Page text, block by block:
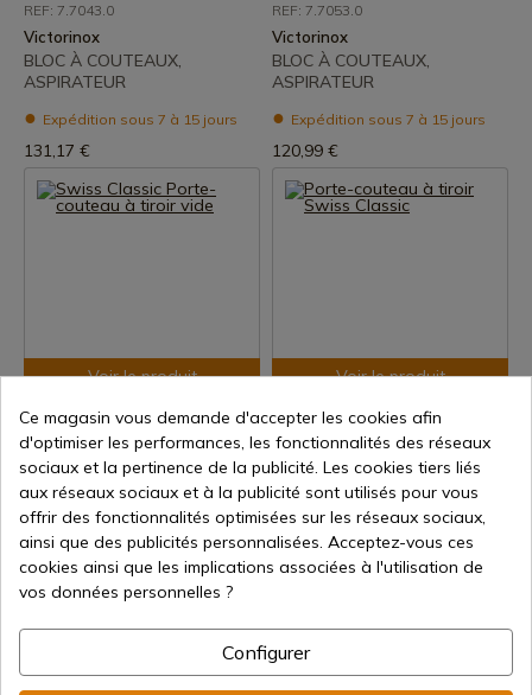
REF: 7.7043.0
Victorinox
BLOC À COUTEAUX,
ASPIRATEUR
Expédition sous 7 à 15 jours
131,17 €
REF: 7.7053.0
Victorinox
BLOC À COUTEAUX,
ASPIRATEUR
Expédition sous 7 à 15 jours
120,99 €
Voir le produit
REF: 7.7065.1
Victorinox
Swiss Classic Porte-couteau à
tiroir vide
Expédition sous 7 à 15 jours
70,16 €
Voir le produit
REF: 6.7143.5
Victorinox
Porte-couteau à tiroir Swiss
Classic
Expédition sous 7 à 15 jours
181,99 €
Ce magasin vous demande d'accepter les cookies afin
d'optimiser les performances, les fonctionnalités des réseaux
sociaux et la pertinence de la publicité. Les cookies tiers liés
aux réseaux sociaux et à la publicité sont utilisés pour vous
offrir des fonctionnalités optimisées sur les réseaux sociaux,
ainsi que des publicités personnalisées. Acceptez-vous ces
cookies ainsi que les implications associées à l'utilisation de
vos données personnelles ?
Configurer